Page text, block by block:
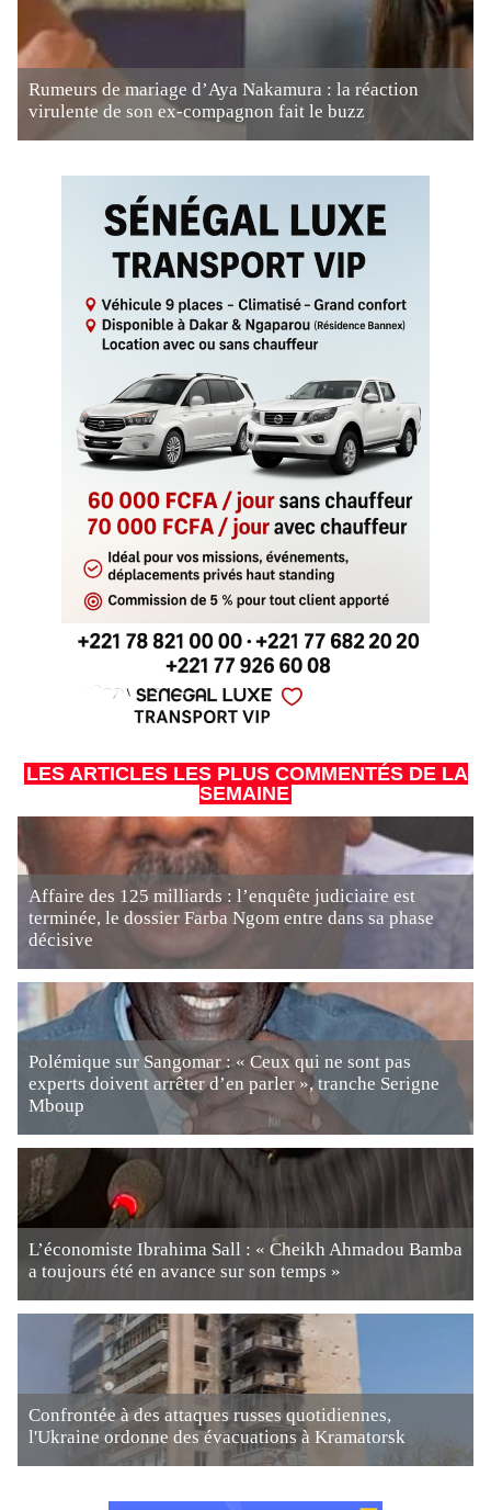
Rumeurs de mariage d’Aya Nakamura : la réaction
virulente de son ex-compagnon fait le buzz
LES ARTICLES LES PLUS COMMENTÉS DE LA
SEMAINE
Affaire des 125 milliards : l’enquête judiciaire est
terminée, le dossier Farba Ngom entre dans sa phase
décisive
Polémique sur Sangomar : « Ceux qui ne sont pas
experts doivent arrêter d’en parler », tranche Serigne
Mboup
L’économiste Ibrahima Sall : « Cheikh Ahmadou Bamba
a toujours été en avance sur son temps »
Confrontée à des attaques russes quotidiennes,
l'Ukraine ordonne des évacuations à Kramatorsk